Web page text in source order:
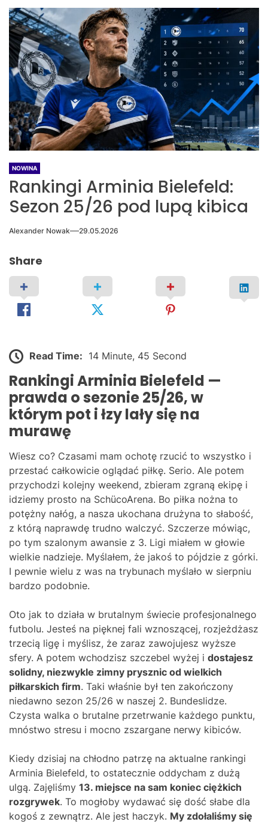
NOWINA
Rankingi Arminia Bielefeld:
Sezon 25/26 pod lupą kibica
Alexander Nowak 29.05.2026
Share
Read Time: 14 Minute, 45 Second
Rankingi Arminia Bielefeld —
prawda o sezonie 25/26, w
którym pot i łzy lały się na
murawę
Wiesz co? Czasami mam ochotę rzucić to wszystko i
przestać całkowicie oglądać piłkę. Serio. Ale potem
przychodzi kolejny weekend, zbieram zgraną ekipę i
idziemy prosto na SchücoArena. Bo piłka nożna to
potężny nałóg, a nasza ukochana drużyna to słabość,
z którą naprawdę trudno walczyć. Szczerze mówiąc,
po tym szalonym awansie z 3. Ligi miałem w głowie
wielkie nadzieje. Myślałem, że jakoś to pójdzie z górki.
I pewnie wielu z was na trybunach myślało w sierpniu
bardzo podobnie.
Oto jak to działa w brutalnym świecie profesjonalnego
futbolu. Jesteś na pięknej fali wznoszącej, rozjeżdżasz
trzecią ligę i myślisz, że zaraz zawojujesz wyższe
sfery. A potem wchodzisz szczebel wyżej i dostajesz
solidny, niezwykle zimny prysznic od wielkich
piłkarskich firm. Taki właśnie był ten zakończony
niedawno sezon 25/26 w naszej 2. Bundeslidze.
Czysta walka o brutalne przetrwanie każdego punktu,
mnóstwo stresu i mocno zszargane nerwy kibiców.
Kiedy dzisiaj na chłodno patrzę na aktualne rankingi
Arminia Bielefeld, to ostatecznie oddycham z dużą
ulgą. Zajęliśmy 13. miejsce na sam koniec ciężkich
rozgrywek. To mogłoby wydawać się dość słabe dla
kogoś z zewnątrz. Ale jest haczyk. My zdołaliśmy się